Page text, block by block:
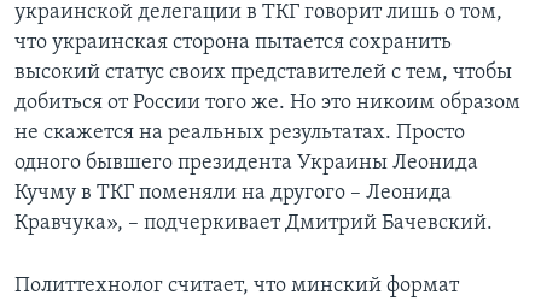
украинской делегации в ТКГ говорит лишь о том,
что украинская сторона пытается сохранить
высокий статус своих представителей с тем, чтобы
добиться от России того же. Но это никоим образом
не скажется на реальных результатах. Просто
одного бывшего президента Украины Леонида
Кучму в ТКГ поменяли на другого – Леонида
Кравчука», – подчеркивает Дмитрий Бачевский.
Политтехнолог считает, что минский формат